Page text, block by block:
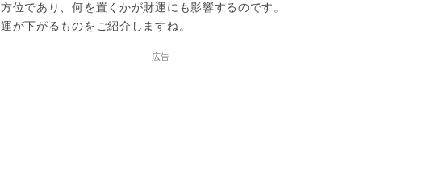
位であり、何を置くかが財運にも影響するのです。
が下がるものをご紹介しますね。
― 広告 ―